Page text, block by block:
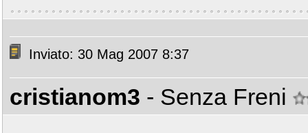
Inviato: 30 Mag 2007 8:37
cristianom3 - Senza Freni